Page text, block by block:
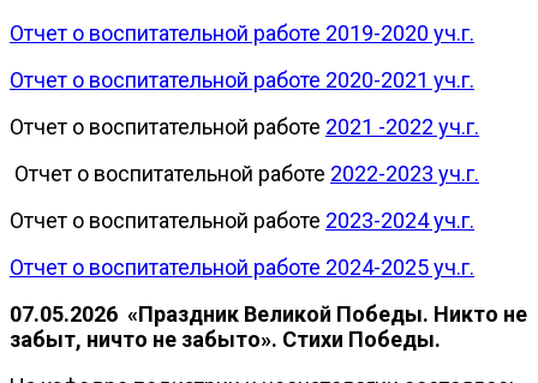
Отчет о воспитательной работе 2019-2020 уч.г.
Отчет о воспитательной работе 2020-2021 уч.г.
Отчет о воспитательной работе 2021 -2022 уч.г.
Отчет о воспитательной работе 2022-2023 уч.г.
Отчет о воспитательной работе 2023-2024 уч.г.
Отчет о воспитательной работе 2024-2025 уч.г.
07.05.2026 «Праздник Великой Победы. Никто не
забыт, ничто не забыто». Стихи Победы.